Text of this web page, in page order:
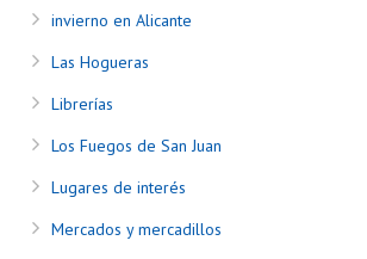
invierno en Alicante
Las Hogueras
Librerías
Los Fuegos de San Juan
Lugares de interés
Mercados y mercadillos